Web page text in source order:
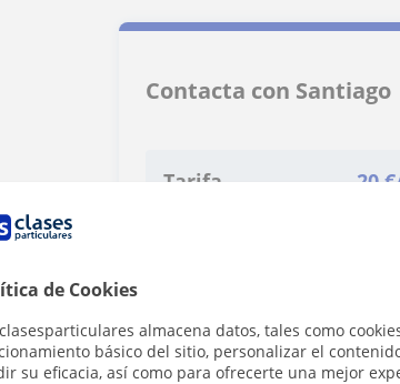
de Cookies
almacena datos, tales como
básico del sitio, personalizar el
su eficacia, así como para ofrecerte una mejor
Contacta con Santiago
Tarifa 20